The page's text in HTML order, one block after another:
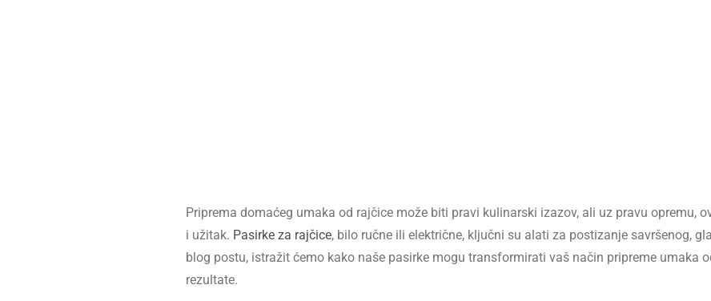
Priprema domaćeg umaka od rajčice može biti pravi kulinarski izazov, ali uz pravu opremu,
i užitak. Pasirke za rajčice, bilo ručne ili električne, ključni su alati za postizanje savršenog,
blog postu, istražit ćemo kako naše pasirke mogu transformirati vaš način pripreme umaka
rezultate.